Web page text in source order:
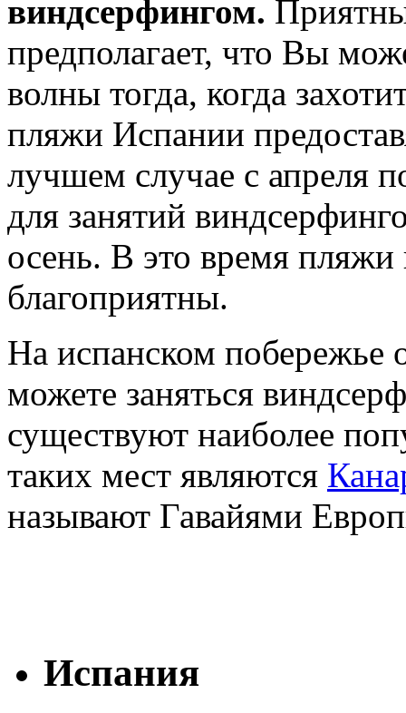
виндсерфингом.
предполагает, что Вы
волны тогда, когда
пляжи Испании
лучшем случае с апреля
для занятий
осень. В это время пляжи
благоприятны.
На испанском побережье
можете заняться
существуют наиболее
таких мест являются
называют Гавайями
Испания